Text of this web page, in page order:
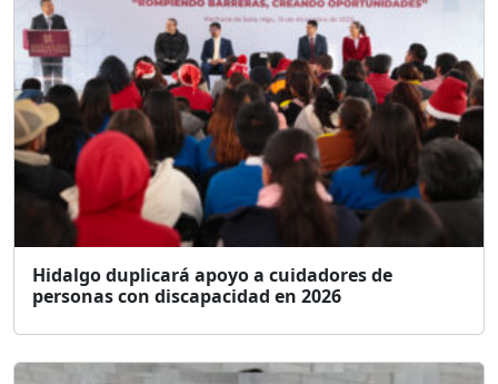
Hidalgo duplicará apoyo a cuidadores de
personas con discapacidad en 2026